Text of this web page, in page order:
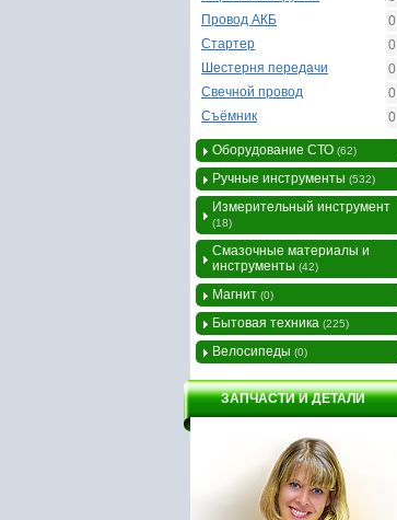
Провод АКБ
0
Стартер
0
Шестерня передачи
0
Свечной провод
0
Съёмник
0
Оборудование СТО (62)
Ручные инструменты (532)
Измерительный инструмент
(18)
Смазочные материалы и
инструменты (42)
Магнит (0)
Бытовая техника (225)
Велосипеды (0)
ЗАПЧАСТИ И ДЕТАЛИ